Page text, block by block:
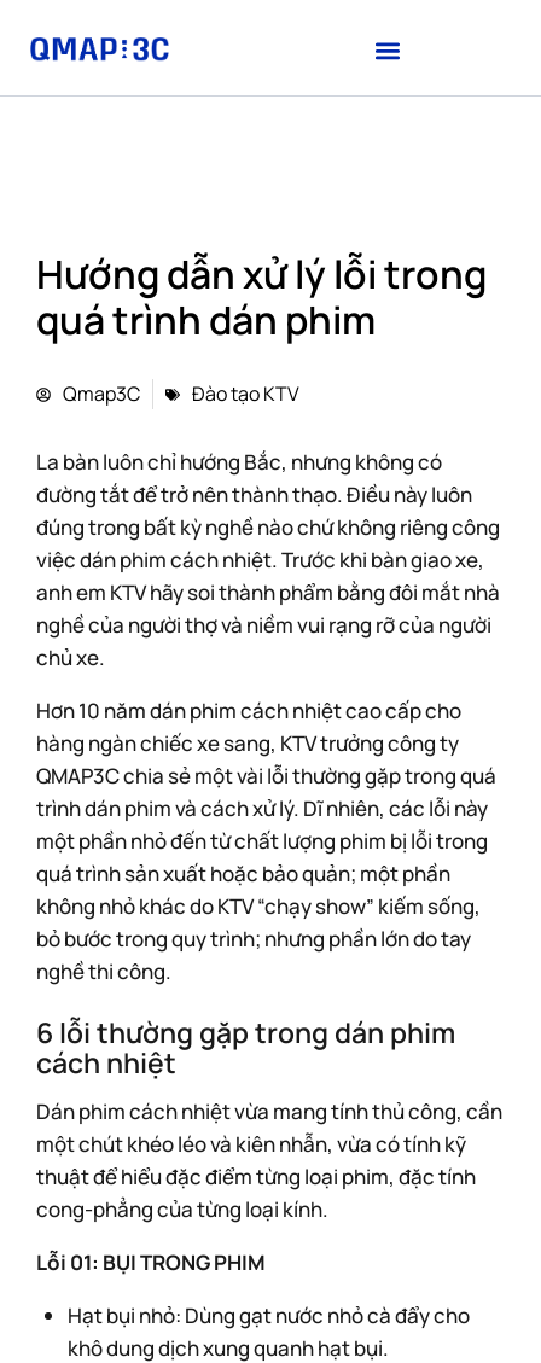
Hướng dẫn xử lý lỗi trong
quá trình dán phim
Qmap3C Đào tạo KTV
La bàn luôn chỉ hướng Bắc, nhưng không có
đường tắt để trở nên thành thạo. Điều này luôn
đúng trong bất kỳ nghề nào chứ không riêng công
việc dán phim cách nhiệt. Trước khi bàn giao xe,
anh em KTV hãy soi thành phẩm bằng đôi mắt nhà
nghề của người thợ và niềm vui rạng rỡ của người
chủ xe.
Hơn 10 năm dán phim cách nhiệt cao cấp cho
hàng ngàn chiếc xe sang, KTV trưởng công ty
QMAP3C chia sẻ một vài lỗi thường gặp trong quá
trình dán phim và cách xử lý. Dĩ nhiên, các lỗi này
một phần nhỏ đến từ chất lượng phim bị lỗi trong
quá trình sản xuất hoặc bảo quản; một phần
không nhỏ khác do KTV “chạy show” kiếm sống,
bỏ bước trong quy trình; nhưng phần lớn do tay
nghề thi công.
6 lỗi thường gặp trong dán phim
cách nhiệt
Dán phim cách nhiệt vừa mang tính thủ công, cần
một chút khéo léo và kiên nhẫn, vừa có tính kỹ
thuật để hiểu đặc điểm từng loại phim, đặc tính
cong-phẳng của từng loại kính.
Lỗi 01: BỤI TRONG PHIM
Hạt bụi nhỏ: Dùng gạt nước nhỏ cà đẩy cho
khô dung dịch xung quanh hạt bụi.